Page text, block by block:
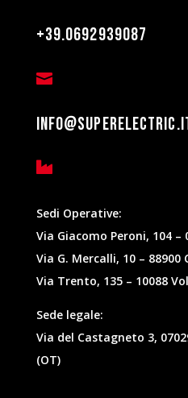
+39.0692939087


Sedi Operative:
Via Giacomo Peroni, 104 –
Via G. Mercalli, 10 – 88900
Via Trento, 135 – 10088
Sede legale:
Via del Castagneto 3,
(OT)